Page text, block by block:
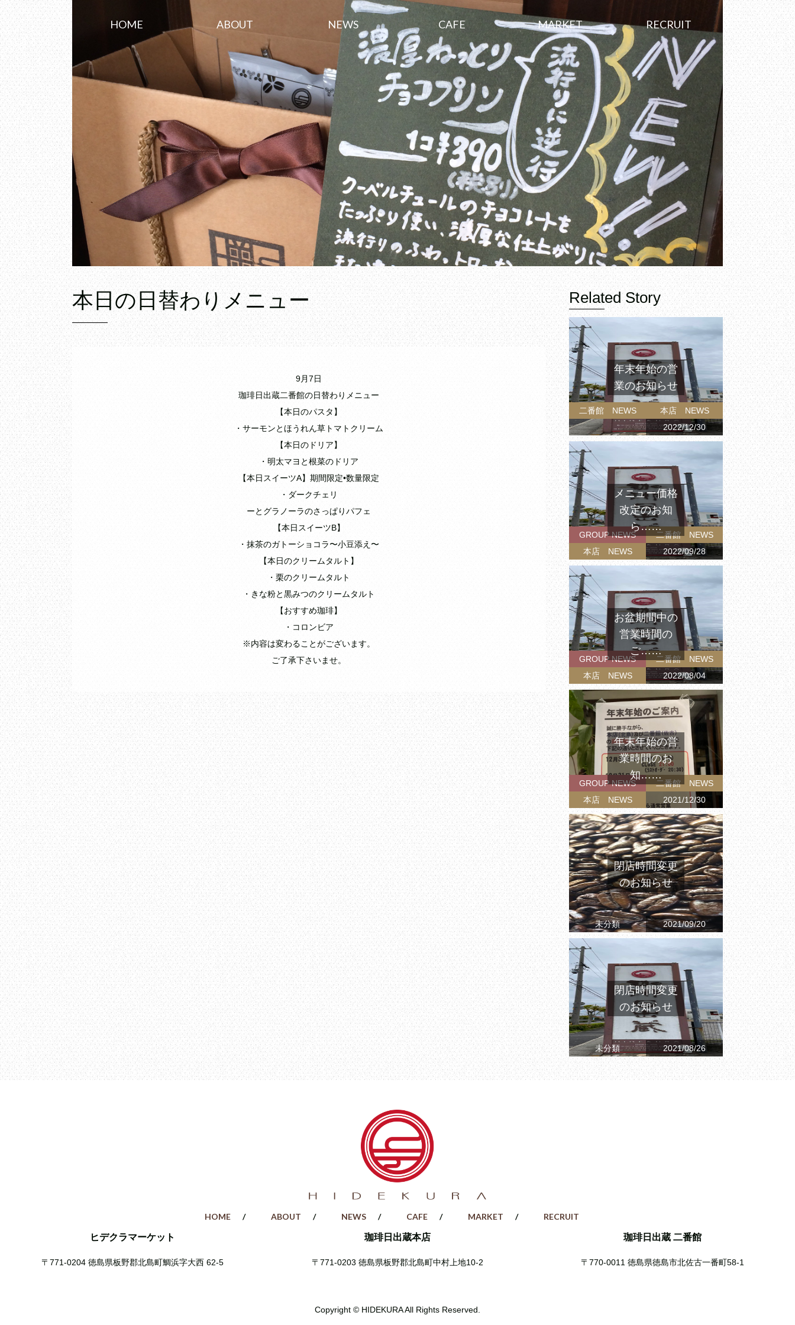
HOME ABOUT NEWS CAFE MARKET RECRUIT
本日の日替わりメニュー
9月7日
珈琲日出蔵二番館の日替わりメニュー
【本日のパスタ】
・サーモンとほうれん草トマトクリーム
【本日のドリア】
・明太マヨと根菜のドリア
【本日スイーツA】期間限定•数量限定
・ダークチェリ
ーとグラノーラのさっぱりパフェ
【本日スイーツB】
・抹茶のガトーショコラ〜小豆添え〜
【本日のクリームタルト】
・栗のクリームタルト
・きな粉と黒みつのクリームタルト
【おすすめ珈琲】
・コロンビア
※内容は変わることがございます。
ご了承下さいませ。
Related Story
二番館 NEWS
本店 NEWS
2022/12/30
年末年始の営
業のお知らせ
GROUP NEWS
二番館 NEWS
本店 NEWS
2022/09/28
メニュー価格
改定のお知
ら……
GROUP NEWS
二番館 NEWS
本店 NEWS
2022/08/04
お盆期間中の
営業時間の
ご……
GROUP NEWS
二番館 NEWS
本店 NEWS
2021/12/30
年末年始の営
業時間のお
知……
未分類 2021/09/20
閉店時間変更
のお知らせ
未分類 2021/08/26
閉店時間変更
のお知らせ
HOME ABOUT NEWS CAFE MARKET RECRUIT
ヒデクラマーケット
〒771-0204 徳島県板野郡北島町鯛浜字大西 62-5
珈琲日出蔵本店
〒771-0203 徳島県板野郡北島町中村上地10-2
珈琲日出蔵 二番館
〒770-0011 徳島県徳島市北佐古一番町58-1
Copyright © HIDEKURA All Rights Reserved.